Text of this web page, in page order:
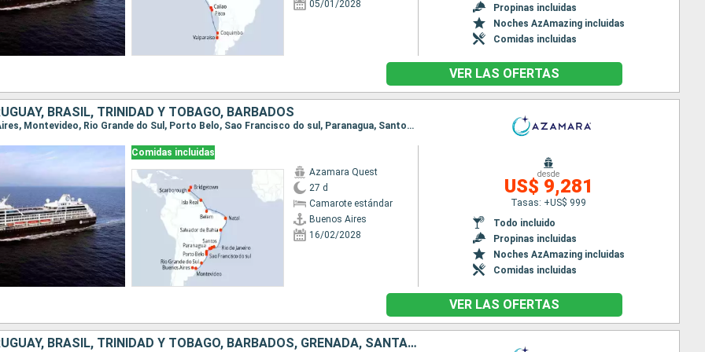
05/01/2028
Propinas incluidas
Noches AzAmazing incluidas
Comidas incluidas
VER LAS OFERTAS
BRASIL, TRINIDAD Y TOBAGO, BARBADOS
Itinerario : Buenos Aires, Montevideo, Rio Grande do Sul, Porto Belo, Sao Francisco do sul, Paranagua, Santos, Ilhabella, Parati, Rio de Janeiro, Salvador de Bahia, Natal, Belem, Isla Real, Scarborough, Bridgetown
Comidas incluidas
Azamara Quest
27 d
Camarote estándar
Buenos Aires
16/02/2028
desde
US$ 9,281
Tasas: +US$ 999
Todo incluido
Propinas incluidas
Noches AzAmazing incluidas
Comidas incluidas
VER LAS OFERTAS
ARGENTINA, URUGUAY, BRASIL, TRINIDAD Y TOBAGO, BARBADOS, GRENADA, SANTA LUCIA, DOMINICA, SAN MARTÍN, ESTADOS UNIDOS